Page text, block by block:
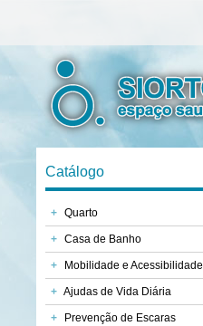
Catálogo
+ Quarto
+ Casa de Banho
+ Mobilidade e Acessibilidade
+ Ajudas de Vida Diária
+
Prevenção de Escaras